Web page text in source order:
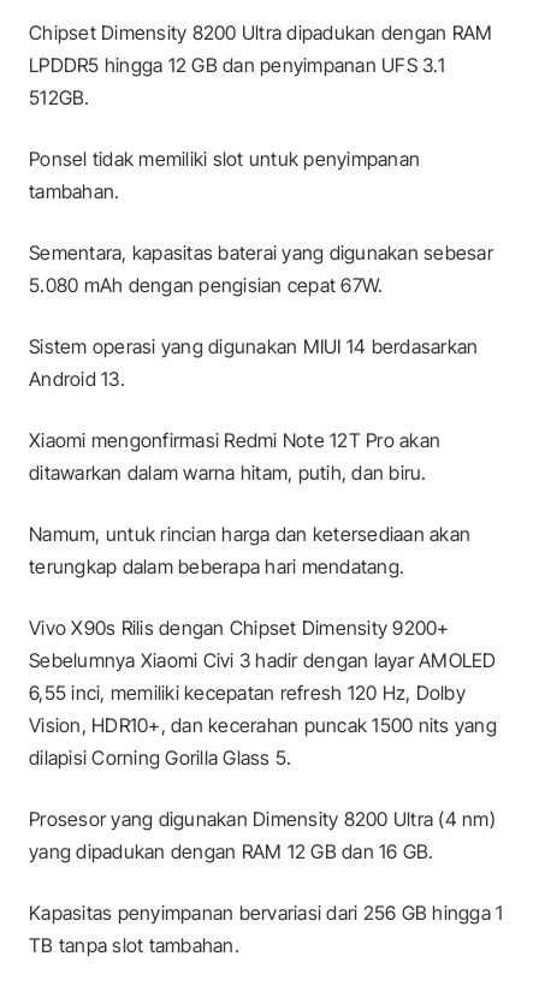
Chipset Dimensity 8200 Ultra dipadukan dengan RAM
LPDDR5 hingga 12 GB dan penyimpanan UFS 3.1
512GB.
Ponsel tidak memiliki slot untuk penyimpanan
tambahan.
Sementara, kapasitas baterai yang digunakan sebesar
5.080 mAh dengan pengisian cepat 67W.
Sistem operasi yang digunakan MIUI 14 berdasarkan
Android 13.
Xiaomi mengonfirmasi Redmi Note 12T Pro akan
ditawarkan dalam warna hitam, putih, dan biru.
Namum, untuk rincian harga dan ketersediaan akan
terungkap dalam beberapa hari mendatang.
Vivo X90s Rilis dengan Chipset Dimensity 9200+
Sebelumnya Xiaomi Civi 3 hadir dengan layar AMOLED
6,55 inci, memiliki kecepatan refresh 120 Hz, Dolby
Vision, HDR10+, dan kecerahan puncak 1500 nits yang
dilapisi Corning Gorilla Glass 5.
Prosesor yang digunakan Dimensity 8200 Ultra (4 nm)
yang dipadukan dengan RAM 12 GB dan 16 GB.
Kapasitas penyimpanan bervariasi dari 256 GB hingga 1
TB tanpa slot tambahan.